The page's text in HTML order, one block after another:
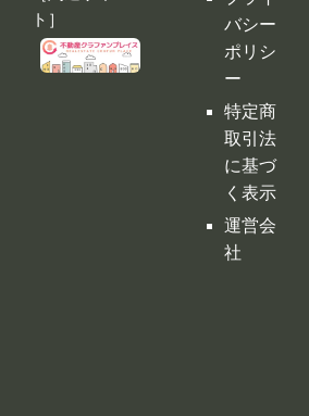
く表示
運営会
社